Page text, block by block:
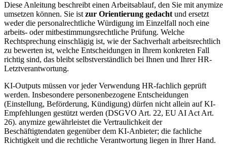
Diese Anleitung beschreibt einen Arbeitsablauf, den Sie mit anymize
umsetzen können. Sie ist zur Orientierung gedacht und ersetzt
weder die personalrechtliche Würdigung im Einzelfall noch eine
arbeits- oder mitbestimmungsrechtliche Prüfung. Welche
Rechtsprechung einschlägig ist, wie der Sachverhalt arbeitsrechtlich
zu bewerten ist, welche Entscheidungen in Ihrem konkreten Fall
richtig sind, das bleibt selbstverständlich bei Ihnen und Ihrer HR-
Letztverantwortung.
KI-Outputs müssen vor jeder Verwendung HR-fachlich geprüft
werden. Insbesondere personenbezogene Entscheidungen
(Einstellung, Beförderung, Kündigung) dürfen nicht allein auf KI-
Empfehlungen gestützt werden (DSGVO Art. 22, EU AI Act Art.
26). anymize gewährleistet die Vertraulichkeit der
Beschäftigtendaten gegenüber dem KI-Anbieter; die fachliche
Richtigkeit und die rechtliche Verantwortung liegen in Ihrer Hand.